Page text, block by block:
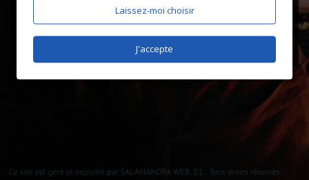
Laissez-moi choisir
J'accepte